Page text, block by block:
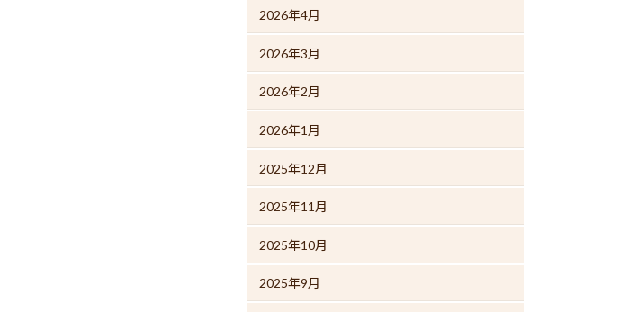
2026年4月
2026年3月
2026年2月
2026年1月
2025年12月
2025年11月
2025年10月
2025年9月